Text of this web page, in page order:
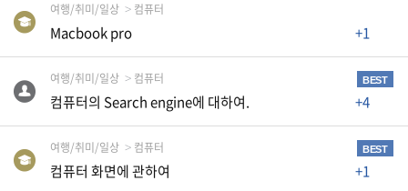
.
빈
호
조
여행/취미/일상 컴퓨터
Macbook pro +1
여행/취미/일상 컴퓨터 BEST
컴퓨터의 Search engine에 대하여. +4
여행/취미/일상 컴퓨터 BEST
컴퓨터 화면에 관하여 +1